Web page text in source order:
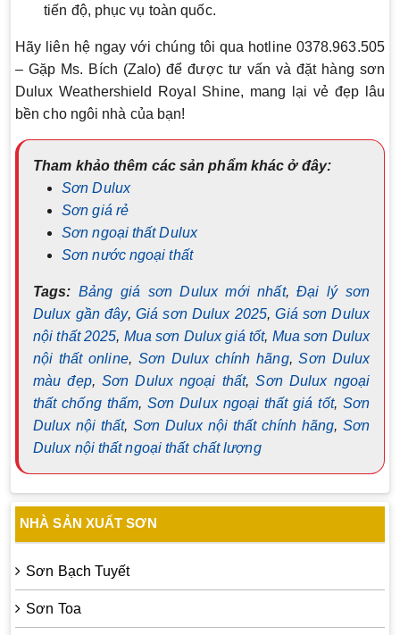
tiến độ, phục vụ toàn quốc.
Hãy liên hệ ngay với chúng tôi qua hotline 0378.963.505
– Gặp Ms. Bích (Zalo) để được tư vấn và đặt hàng sơn
Dulux Weathershield Royal Shine, mang lại vẻ đẹp lâu
bền cho ngôi nhà của bạn!
Tham khảo thêm các sản phẩm khác ở đây:
Sơn Dulux
Sơn giá rẻ
Sơn ngoại thất Dulux
Sơn nước ngoại thất
Tags: Bảng giá sơn Dulux mới nhất,Đại lý sơn
Dulux gần đây, Giá sơn Dulux 2025,Giá sơn Dulux
nội thất 2025, Mua sơn Dulux giá tốt, Mua sơn Dulux
nội thất online, Sơn Dulux chính hãng,Sơn Dulux
màu đẹp, Sơn Dulux ngoại thất,Sơn Dulux ngoại
thất chống thấm,Sơn Dulux ngoại thất giá tốt, Sơn
Dulux nội thất, Sơn Dulux nội thất chính hãng, Sơn
Dulux nội thất ngoại thất chất lượng
NHÀ SẢN XUẤT SƠN
Sơn Bạch Tuyết
Sơn Toa